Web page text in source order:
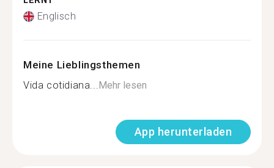
Englisch
Meine Lieblingsthemen
Vida cotidiana...Mehr lesen
App herunterladen